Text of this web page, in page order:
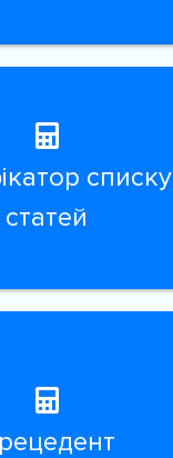
списку
статей